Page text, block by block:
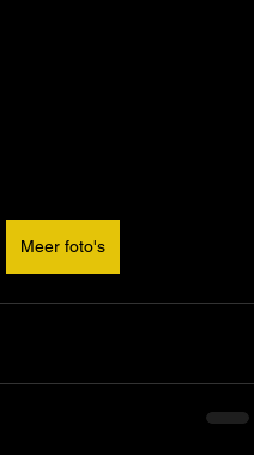
Meer foto's